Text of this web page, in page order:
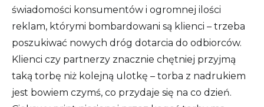
świadomości konsumentów i ogromnej ilości
reklam, którymi bombardowani są klienci – trzeba
poszukiwać nowych dróg dotarcia do odbiorców.
Klienci czy partnerzy znacznie chętniej przyjmą
taką torbę niż kolejną ulotkę – torba z nadrukiem
jest bowiem czymś, co przydaje się na co dzień.